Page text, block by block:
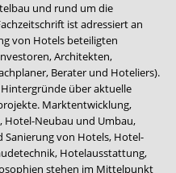
und rund um die
ist adressiert an
von Hotels beteiligten
Architekten,
Berater und Hoteliers).
über aktuelle
Marktentwicklung,
Neubau und Umbau,
von Hotels, Hotel-
Hotelausstattung,
stehen im Mittelpunkt